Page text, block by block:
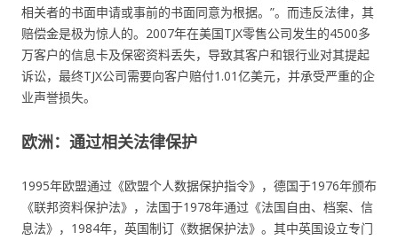
相关者的书面申请或事前的书面同意为根据。”。而违反法律，其
赔偿金是极为惊人的。2007年在美国TJX零售公司发生的4500多
万客户的信息卡及保密资料丢失，导致其客户和银行业对其提起
诉讼，最终TJX公司需要向客户赔付1.01亿美元，并承受严重的企
业声誉损失。
欧洲：通过相关法律保护
1995年欧盟通过《欧盟个人数据保护指令》，德国于1976年颁布
《联邦资料保护法》，法国于1978年通过《法国自由、档案、信
息法》，1984年，英国制订《数据保护法》。其中英国设立专门